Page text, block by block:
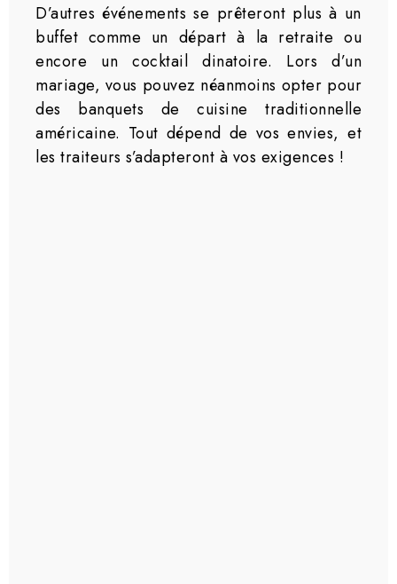
D’autres événements se prêteront plus à un
buffet comme un départ à la retraite ou
encore un cocktail dinatoire. Lors d’un
mariage, vous pouvez néanmoins opter pour
des banquets de cuisine traditionnelle
américaine. Tout dépend de vos envies, et
les traiteurs s’adapteront à vos exigences !